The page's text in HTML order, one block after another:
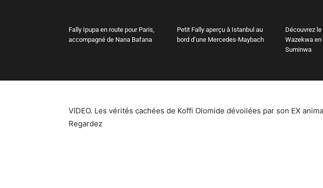
Fally Ipupa en route pour Paris,
accompagné de Nana Bafana
Petit Fally aperçu à Istanbul au
bord d’une Mercedes-Maybach
Découvrez
Wazekwa
Suminwa
VIDEO. Les vérités cachées de Koffi Olomide dévoilées par son EX
Regardez